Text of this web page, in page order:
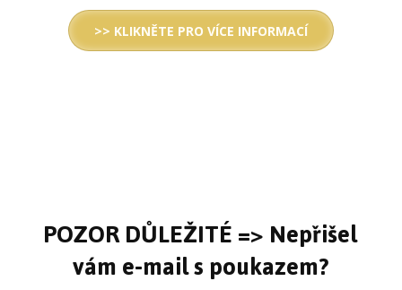
>> KLIKNĚTE PRO VÍCE INFORMACÍ
POZOR DŮLEŽITÉ => Nepřišel
vám e-mail s poukazem?